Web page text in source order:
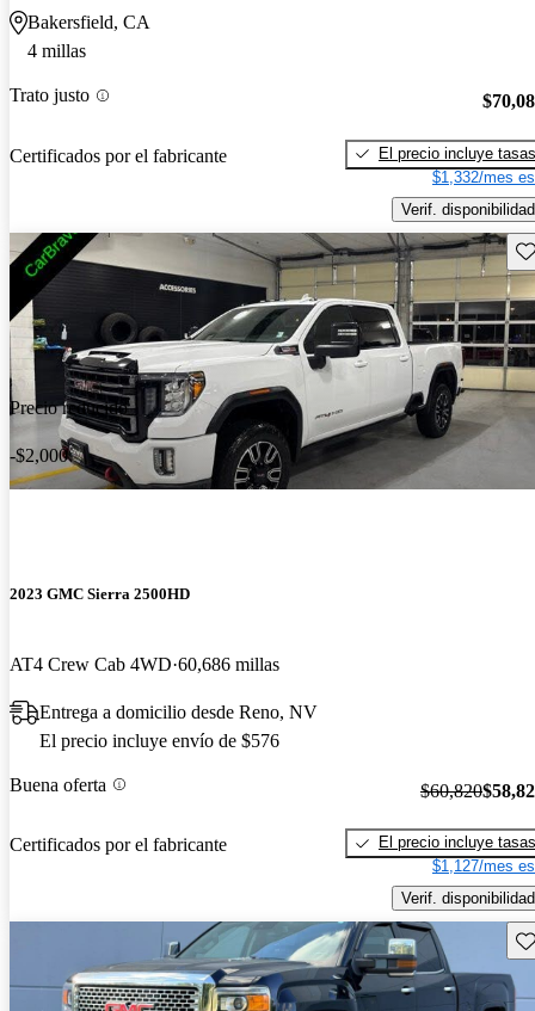
Bakersfield, CA
4 millas
Trato justo
Certificados por el fabricante
El precio incluye tasas
$1,332/mes
Verif. disponibilidad
Precio reducido
-$2,000
2023 GMC Sierra 2500HD
AT4 Crew Cab 4WD 60,686 millas
Entrega a domicilio desde Reno, NV
El precio incluye envío de $576
Buena oferta
Certificados por el fabricante
$60,820
El precio incluye tasas
$1,127/mes
Verif. disponibilidad